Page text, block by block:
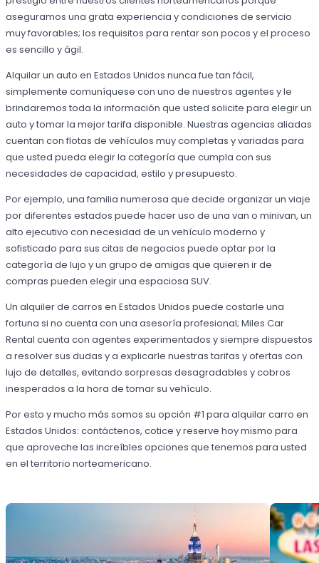
aseguramos una grata experiencia y condiciones de servicio
muy favorables; los requisitos para rentar son pocos y el proceso
es sencillo y ágil.
Alquilar un auto en Estados Unidos nunca fue tan fácil,
simplemente comuníquese con uno de nuestros agentes y le
brindaremos toda la información que usted solicite para elegir un
auto y tomar la mejor tarifa disponible. Nuestras agencias aliadas
cuentan con flotas de vehículos muy completas y variadas para
que usted pueda elegir la categoría que cumpla con sus
necesidades de capacidad, estilo y presupuesto.
Por ejemplo, una familia numerosa que decide organizar un viaje
por diferentes estados puede hacer uso de una van o minivan, un
alto ejecutivo con necesidad de un vehículo moderno y
sofisticado para sus citas de negocios puede optar por la
categoría de lujo y un grupo de amigas que quieren ir de
compras pueden elegir una espaciosa SUV.
Un alquiler de carros en Estados Unidos puede costarle una
fortuna si no cuenta con una asesoría profesional; Miles Car
Rental cuenta con agentes experimentados y siempre dispuestos
a resolver sus dudas y a explicarle nuestras tarifas y ofertas con
lujo de detalles, evitando sorpresas desagradables y cobros
inesperados a la hora de tomar su vehículo.
Por esto y mucho más somos su opción #1 para alquilar carro en
Estados Unidos: contáctenos, cotice y reserve hoy mismo para
que aproveche las increíbles opciones que tenemos para usted
en el territorio norteamericano.